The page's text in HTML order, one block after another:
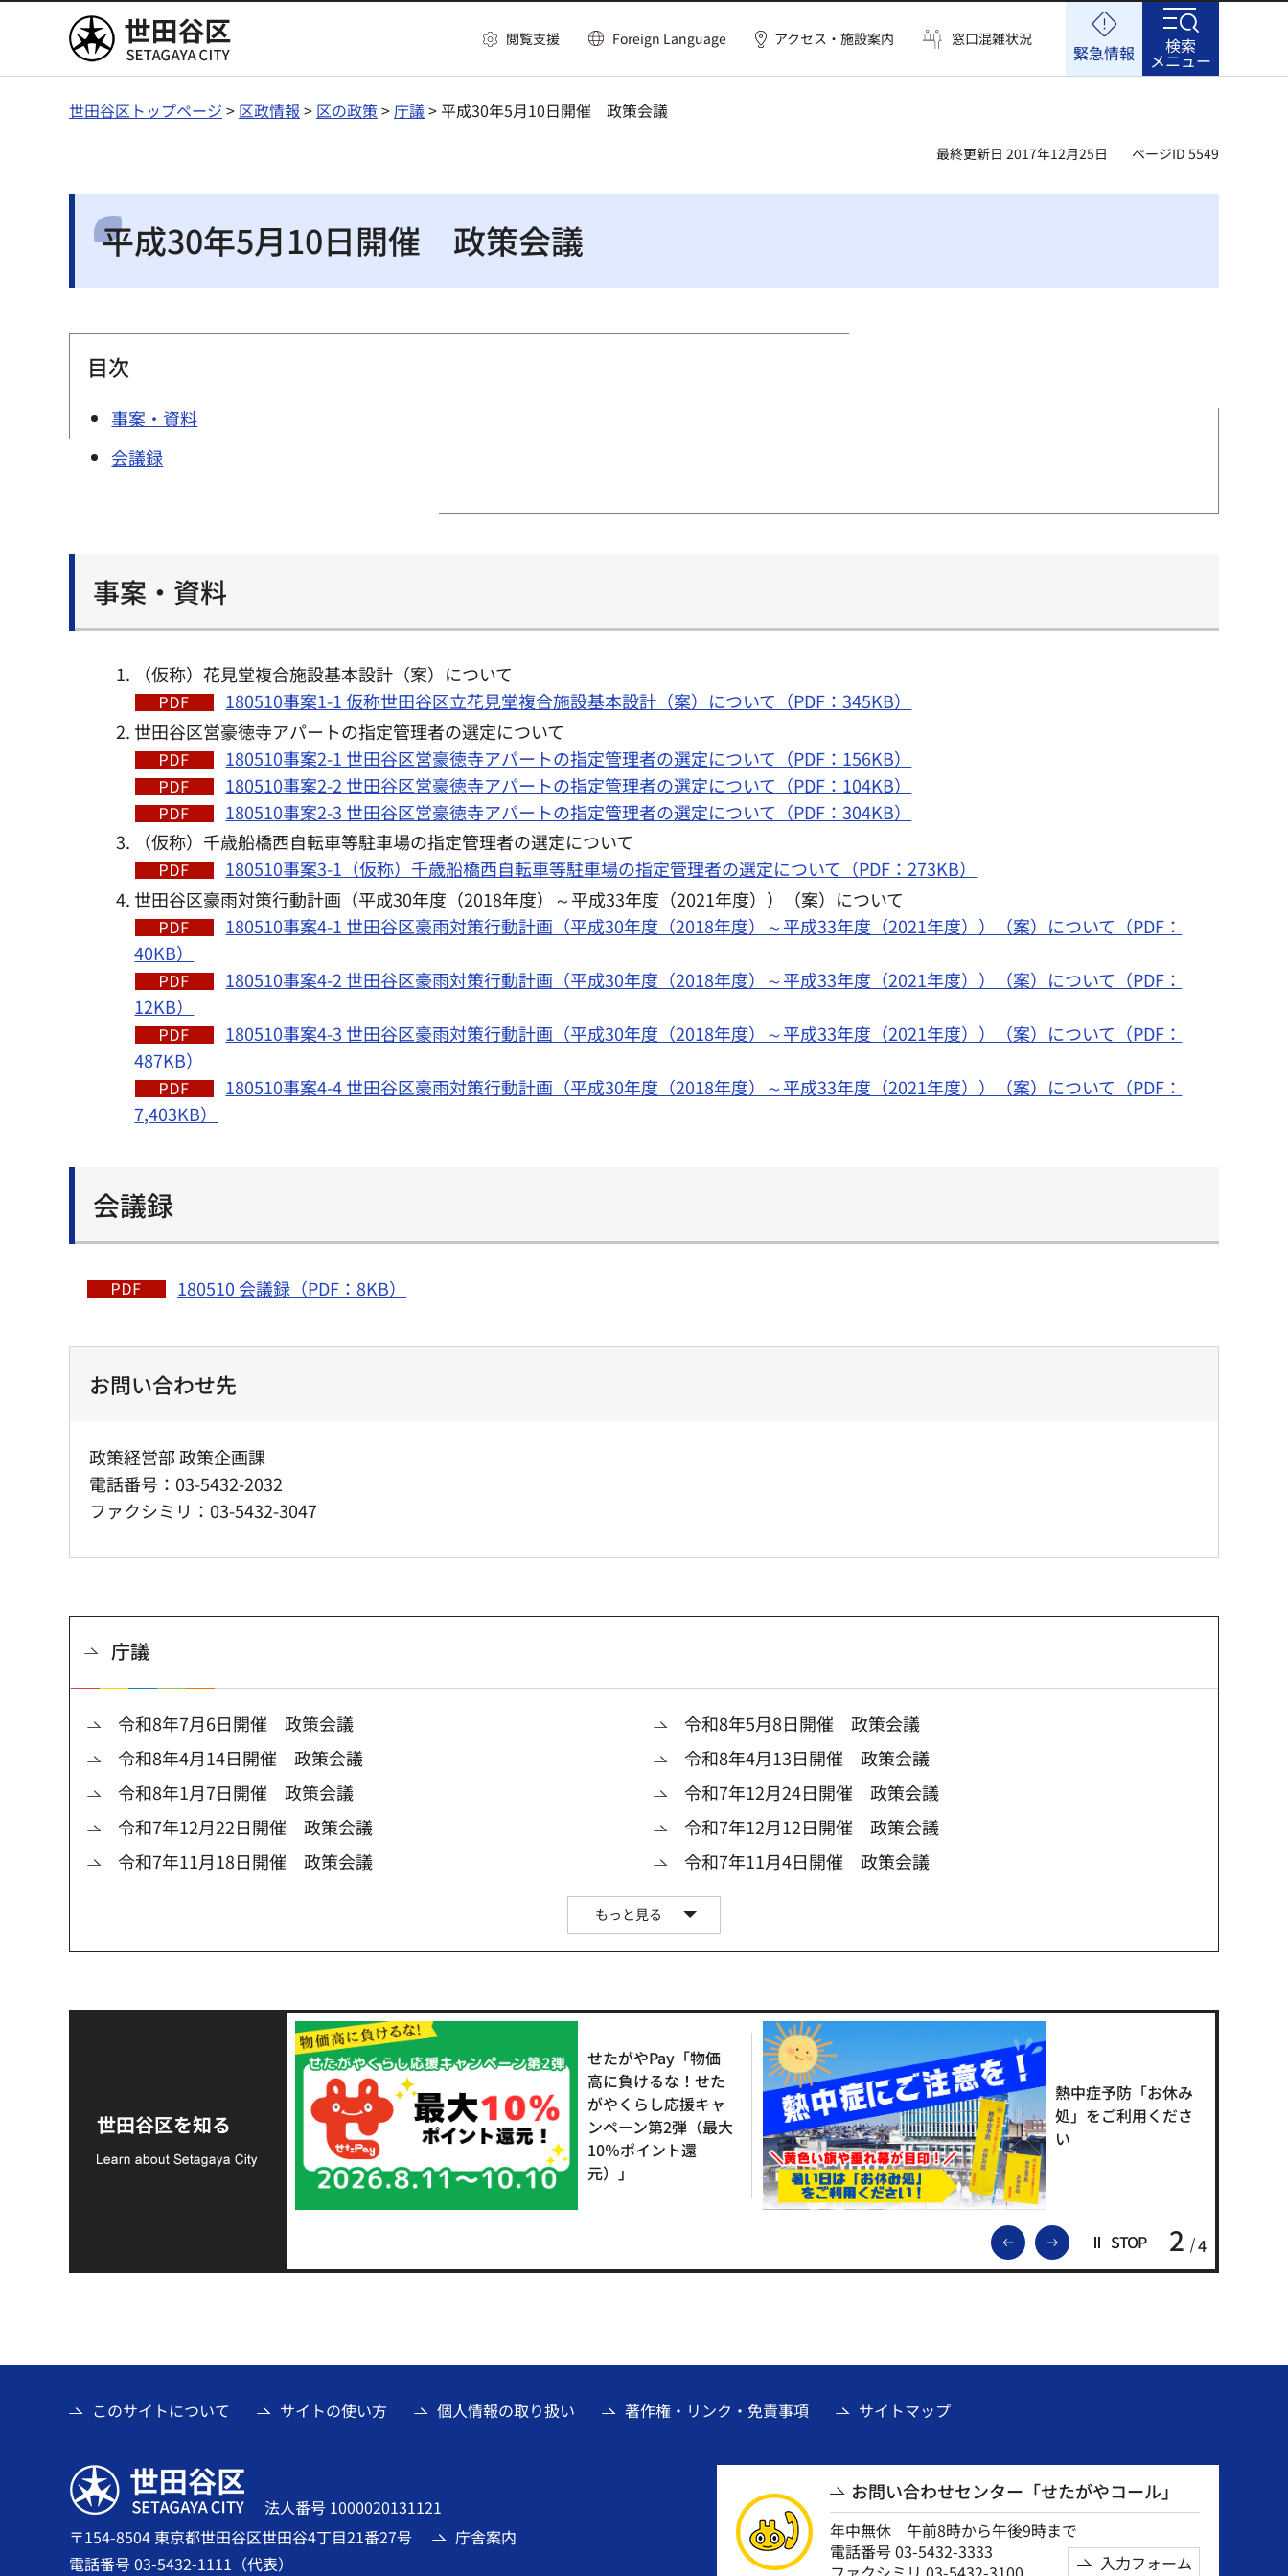
世田谷区 閲覧支援 Foreign Language アクセス・施設案内 窓口混雑状況
緊急情報 検索
メニュー
世田谷区トップページ > 区政情報 > 区の政策>庁議> 平成30年5月10日開催 政策会議
最終更新日 2017年12月25日 ページID 5549
平成30年5月10日開催 政策会議
目次
事案・資料
会議録
事案・資料
（仮称）花見堂複合施設基本設計（案）について
180510事案1-1 仮称世田谷区立花見堂複合施設基本設計（案）について（PDF：345KB）
世田谷区営豪徳寺アパートの指定管理者の選定について
180510事案2-1 世田谷区営豪徳寺アパートの指定管理者の選定について（PDF：156KB）
180510事案2-2 世田谷区営豪徳寺アパートの指定管理者の選定について（PDF：104KB）
180510事案2-3 世田谷区営豪徳寺アパートの指定管理者の選定について（PDF：304KB）
（仮称）千歳船橋西自転車等駐車場の指定管理者の選定について
180510事案3-1（仮称）千歳船橋西自転車等駐車場の指定管理者の選定について（PDF：273KB）
世田谷区豪雨対策行動計画（平成30年度（2018年度）～平成33年度（2021年度））（案）について
180510事案4-1 世田谷区豪雨対策行動計画（平成30年度（2018年度）～平成33年度（2021年度））（案）について（PDF：
40KB）
180510事案4-2 世田谷区豪雨対策行動計画（平成30年度（2018年度）～平成33年度（2021年度））（案）について（PDF：
12KB）
180510事案4-3 世田谷区豪雨対策行動計画（平成30年度（2018年度）～平成33年度（2021年度））（案）について（PDF：
487KB）
180510事案4-4 世田谷区豪雨対策行動計画（平成30年度（2018年度）～平成33年度（2021年度））（案）について（PDF：
7,403KB）
会議録
180510 会議録（PDF：8KB）
お問い合わせ先
政策経営部 政策企画課
電話番号：03-5432-2032
ファクシミリ：03-5432-3047
庁議
令和8年7月6日開催 政策会議
令和8年5月8日開催 政策会議
令和8年4月14日開催 政策会議
令和8年4月13日開催 政策会議
令和8年1月7日開催 政策会議
令和7年12月24日開催 政策会議
令和7年12月22日開催 政策会議
令和7年12月12日開催 政策会議
令和7年11月18日開催 政策会議
令和7年11月4日開催 政策会議
もっと見る
世田谷区を知る
前のスライドを表示
次のスライドを表示
STOP 2 4
支援金の募集につい
て
せたがやPay「物価
高に負けるな！せた
がやくらし応援キャ
ンペーン第2弾（最大
10％ポイント還
元）」
熱中症予防「お休み
処」をご利用くださ
い
このサイトについて サイトの使い方 個人情報の取り扱い 著作権・リンク・免責事項 サイトマップ
世田谷区
法人番号 1000020131121
〒154-8504 東京都世田谷区世田谷4丁目21番27号
電話番号 03-5432-1111（代表）
庁舎案内
お問い合わせセンター「せたがやコール」
年中無休 午前8時から午後9時まで
電話番号 03-5432-3333
入力フォーム